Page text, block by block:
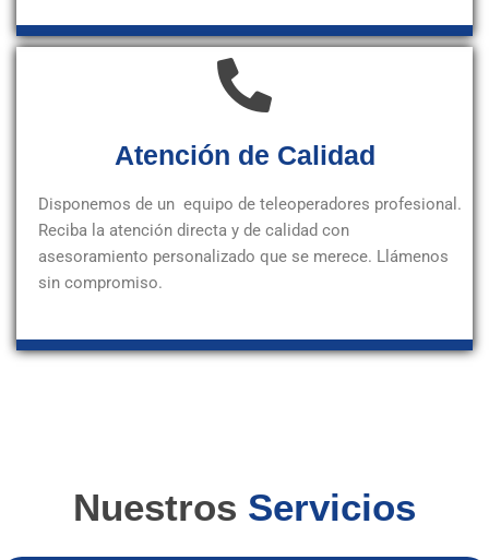
Atención de Calidad
Disponemos de un equipo de teleoperadores profesional.
Reciba la atención directa y de calidad con
asesoramiento personalizado que se merece. Llámenos
sin compromiso.
Nuestros Servicios